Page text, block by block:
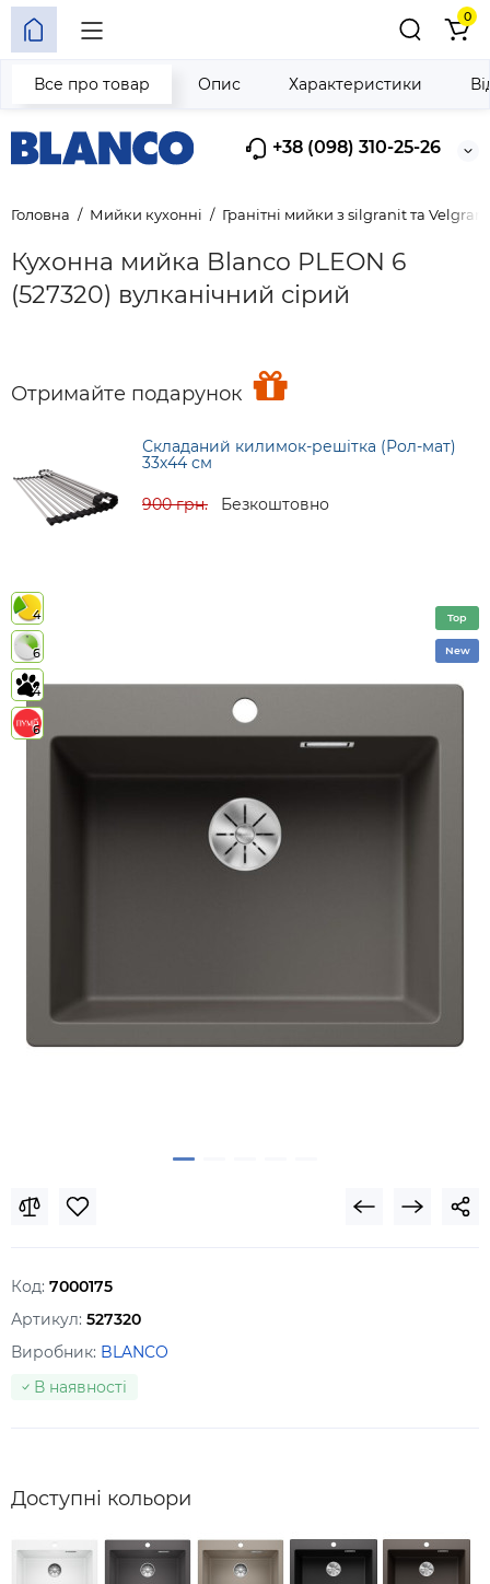
+38 (098) 310-25-26
0
Головна Мийки кухонні Гранітні мийки з silgranit та
Кухонна мийка Blanco PLEON 6
(527320) вулканічний сірий
Отримайте подарунок
Складаний килимок-решітка (Рол-мат)
33х44 см
900 грн. Безкоштовно
Все про товар Опис Характеристики
4
6
4
6
Top
New
Код: 7000175
Артикул: 527320
Виробник: BLANCO
В наявності
Доступні кольори